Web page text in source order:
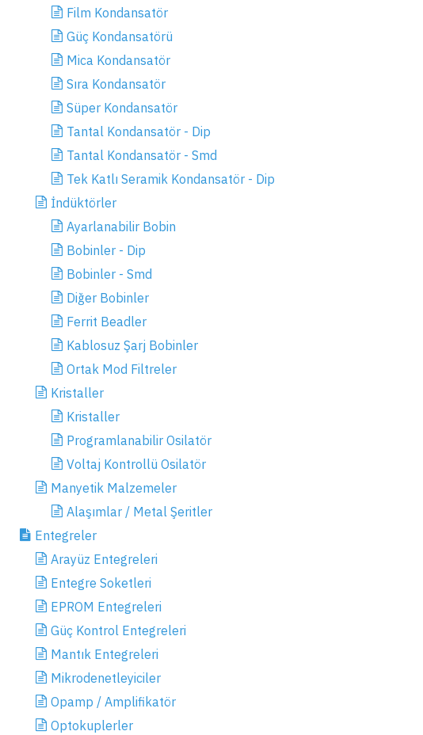
Film Kondansatör
Güç Kondansatörü
Mica Kondansatör
Sıra Kondansatör
Süper Kondansatör
Tantal Kondansatör - Dip
Tantal Kondansatör - Smd
Tek Katlı Seramik Kondansatör - Dip
İndüktörler
Ayarlanabilir Bobin
Bobinler - Dip
Bobinler - Smd
Diğer Bobinler
Ferrit Beadler
Kablosuz Şarj Bobinler
Ortak Mod Filtreler
Kristaller
Kristaller
Programlanabilir Osilatör
Voltaj Kontrollü Osilatör
Manyetik Malzemeler
Alaşımlar / Metal Şeritler
Entegreler
Arayüz Entegreleri
Entegre Soketleri
EPROM Entegreleri
Güç Kontrol Entegreleri
Mantık Entegreleri
Mikrodenetleyiciler
Opamp / Amplifikatör
Optokuplerler